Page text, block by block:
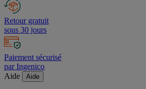
Retour gratuit
sous 30 jours
Paiement sécurisé
par Ingenico
Aide
Aide